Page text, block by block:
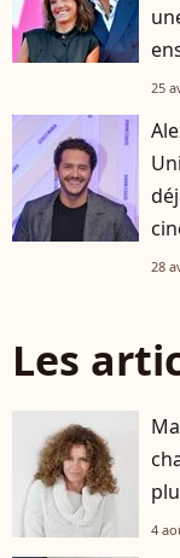
25
28
Les
4